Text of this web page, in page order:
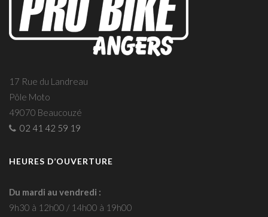
17 Rue du Landreau
Pôle Moto
49070 Beaucouzé
02 41 42 59 19
HEURES D’OUVERTURE
Du mardi au vendredi :
9h30 à 12h00 / 14h00 à 19h00